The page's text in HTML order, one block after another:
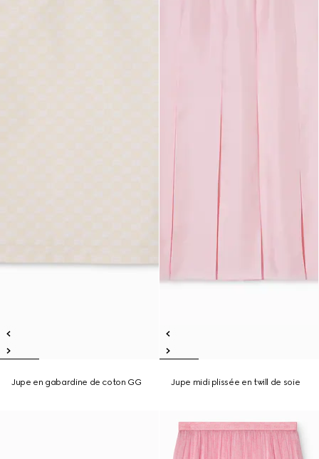
Jupe en gabardine de coton GG Jupe midi plissée en twill de soie